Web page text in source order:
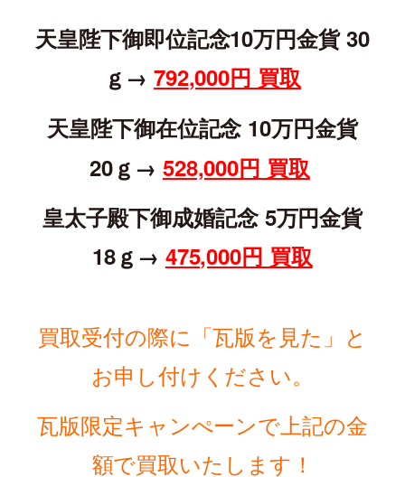
天皇陛下御即位記念10万円金貨 30
ｇ→ 792,000円 買取
天皇陛下御在位記念 10万円金貨
20ｇ→ 528,000円 買取
皇太子殿下御成婚記念 5万円金貨
18ｇ→ 475,000円 買取
買取受付の際に「瓦版を見た」と
お申し付けください。
瓦版限定キャンぺーンで上記の金
額で買取いたします！